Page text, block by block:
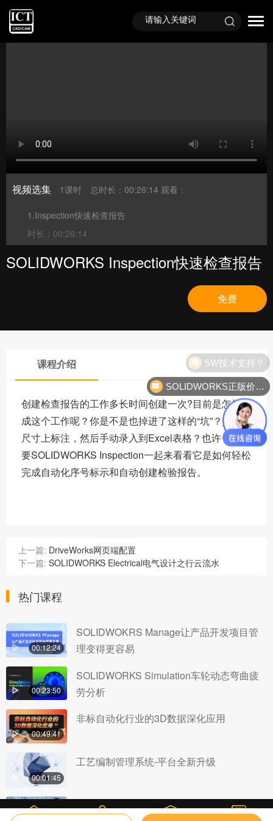
首页
视频选集 1课时 总时长：00:26:14 观看：
1.Inspection快速检查报告
时长：00:26:14
SOLIDWORKS Inspection快速检查报告
免费
课程介绍
创建检查报告的工作多长时间创建一次?目前是怎样完
成这个工作呢？你是不是也掉进了这样的“坑”？人工在
尺寸上标注，然后手动录入到Excel表格？也许，你需
要SOLIDWORKS Inspection一起来看看它是如何轻松
完成自动化序号标示和自动创建检验报告。
上一篇: DriveWorks网页端配置
下一篇: SOLIDWORKS Electrical电气设计之行云流水
热门课程
00:12:24
SOLIDWOKRS Manage让产品开发项目管
理变得更容易
00:23:50
SOLIDWORKS Simulation车轮动态弯曲疲
劳分析
00:49:41
非标自动化行业的3D数据深化应用
00:01:45
工艺编制管理系统-平台全新升级
SOLIDWOKRS Manage实现分布式数据管
SW技术支持？